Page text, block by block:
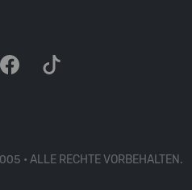
• ALLE RECHTE VORBEHALTEN.